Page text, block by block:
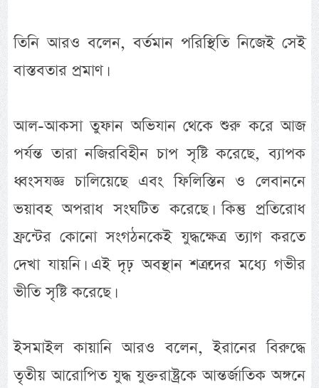
তিনি আরও বলেন, বর্তমান পরিস্থিতি নিজেই সেই
বাস্তবতার প্রমাণ।
আল-আকসা তুফান অভিযান থেকে শুরু করে আজ
পর্যন্ত তারা নজিরবিহীন চাপ সৃষ্টি করেছে, ব্যাপক
ধ্বংসযজ্ঞ চালিয়েছে এবং ফিলিস্তিন ও লেবাননে
ভয়াবহ অপরাধ সংঘটিত করেছে। কিন্তু প্রতিরোধ
ফ্রন্টের কোনো সংগঠনকেই যুদ্ধক্ষেত্র ত্যাগ করতে
দেখা যায়নি। এই দৃঢ় অবস্থান শত্রুদের মধ্যে গভীর
ভীতি সৃষ্টি করেছে।
ইসমাইল কায়ানি আরও বলেন, ইরানের বিরুদ্ধে
তৃতীয় আরোপিত যুদ্ধ যুক্তরাষ্ট্রকে আন্তর্জাতিক অঙ্গনে